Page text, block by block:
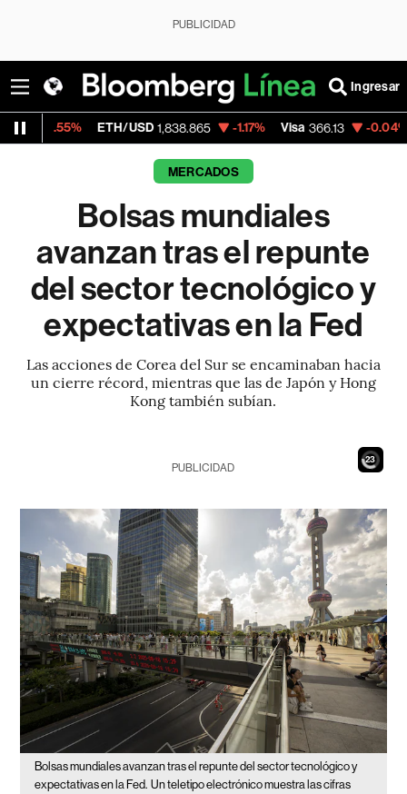
PUBLICIDAD
Ingresar
ETH/USD 1,838.865 -1.17% Visa 366.13 -0.04%
MERCADOS
Bolsas mundiales
avanzan tras el repunte
del sector tecnológico y
expectativas en la Fed
Las acciones de Corea del Sur se encaminaban hacia
un cierre récord, mientras que las de Japón y Hong
Kong también subían.
21
PUBLICIDAD
Bolsas mundiales avanzan tras el repunte del sector tecnológico y
expectativas en la Fed. Un teletipo electrónico muestra las cifras